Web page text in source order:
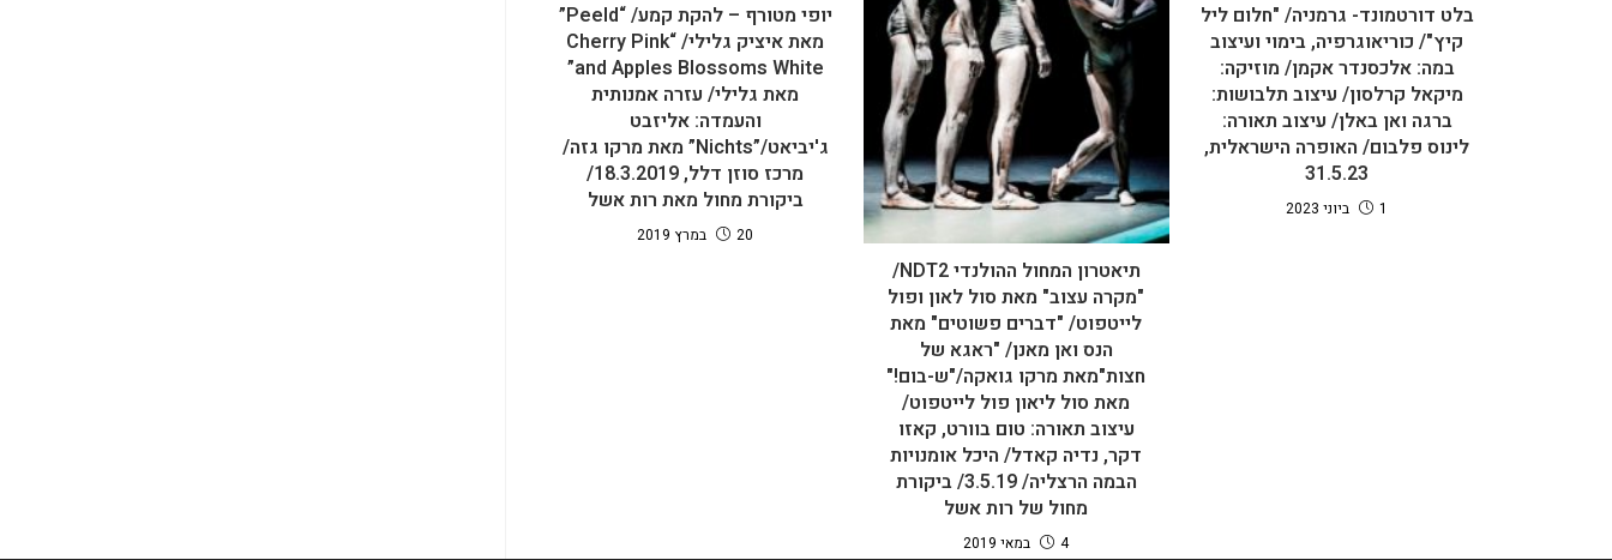
יופי מטורף – להקת קמע/ “Peeld”
מאת איציק גלילי/ “Cherry Pink
and Apples Blossoms White”
מאת גלילי/ עזרה אמנותית
והעמדה: אליזבט
ג'יביאט/”Nichts” מאת מרקו גזה/
מרכז סוזן דלל, 18.3.2019/
ביקורת מחול מאת רות אשל
20 במרץ 2019
תיאטרון המחול ההולנדי NDT2/
"מקרה עצוב" מאת סול לאון ופול
לייטפוט/ "דברים פשוטים" מאת
הנס ואן מאנן/ "ראגא של
חצות"מאת מרקו גואקה/"ש-בום!"
מאת סול ליאון פול לייטפוט/
עיצוב תאורה: טום בוורט, קאזו
דקר, נדיה קאדל/ היכל אומנויות
הבמה הרצליה/ 3.5.19/ ביקורת
מחול של רות אשל
4 במאי 2019
בלט דורטמונד- גרמניה/ "חלום ליל
קיץ"/ כוריאוגרפיה, בימוי ועיצוב
במה: אלכסנדר אקמן/ מוזיקה:
מיקאל קרלסון/ עיצוב תלבושות:
ברגה ואן באלן/ עיצוב תאורה:
לינוס פלבום/ האופרה הישראלית,
31.5.23
1 ביוני 2023